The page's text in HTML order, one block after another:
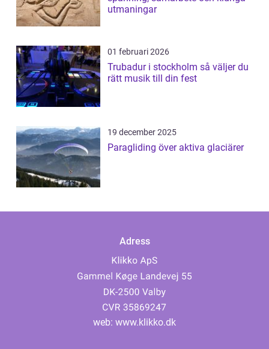
utmaningar
01 februari 2026
Trubadur i stockholm så väljer du
rätt musik till din fest
19 december 2025
Paragliding över aktiva glaciärer
Adress
web: www.klikko.dk